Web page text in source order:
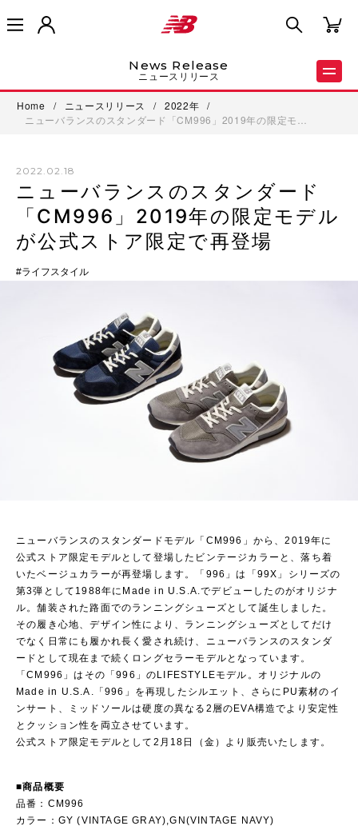
News Release
ニュースリリース
Home / ニュースリリース / 2022年
/
ニューバランスのスタンダード「CM996」2019年の限定モ…
2022.02.18
ニューバランスのスタンダード
「CM996」2019年の限定モデル
が公式ストア限定で再登場
ライフスタイル
ニューバランスのスタンダードモデル「CM996」から、2019年に
公式ストア限定モデルとして登場したビンテージカラーと、落ち着
いたベージュカラーが再登場します。「996」は「99X」シリーズの
第3弾として1988年にMade in U.S.A.でデビューしたのがオリジナ
ル。舗装された路面でのランニングシューズとして誕生しました。
その履き心地、デザイン性により、ランニングシューズとしてだけ
でなく日常にも履かれ長く愛され続け、ニューバランスのスタンダ
ードとして現在まで続くロングセラーモデルとなっています。
「CM996」はその「996」のLIFESTYLEモデル。オリジナルの
Made in U.S.A.「996」を再現したシルエット、さらにPU素材のイ
ンサート、ミッドソールは硬度の異なる2層のEVA構造でより安定性
とクッション性を両立させています。
公式ストア限定モデルとして2月18日（金）より販売いたします。
■商品概要
品番：CM996
カラー：GY (VINTAGE GRAY),GN(VINTAGE NAVY)